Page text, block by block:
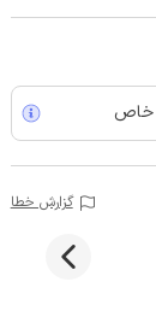
خاص
گزارش خطا